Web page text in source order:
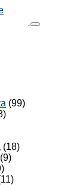
(99)
(18)
(9)